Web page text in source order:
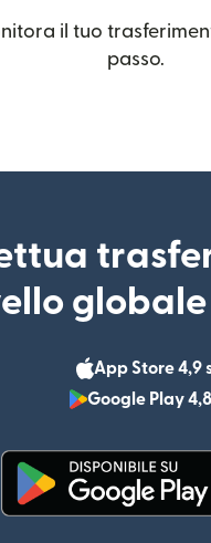
il tuo
passo.
App Store 4,9
Google Play